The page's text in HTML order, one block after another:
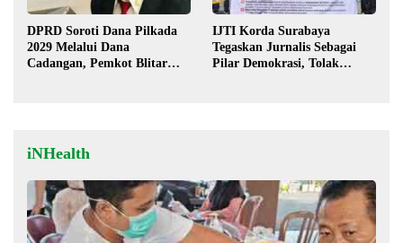
DPRD Soroti Dana Pilkada
2029 Melalui Dana
Cadangan, Pemkot Blitar
IJTI Korda Surabaya
Tegaskan Jurnalis Sebagai
Pilar Demokrasi, Tolak
iNHealth